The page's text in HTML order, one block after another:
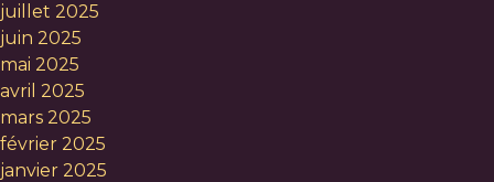
juillet 2025
juin 2025
mai 2025
avril 2025
mars 2025
février 2025
janvier 2025